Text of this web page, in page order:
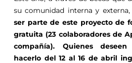
su comunidad interna y
ser parte de este proyecto de
gratuita (23 colaboradores de
compañía). Quienes
hacerlo del 12 al 16 de abril